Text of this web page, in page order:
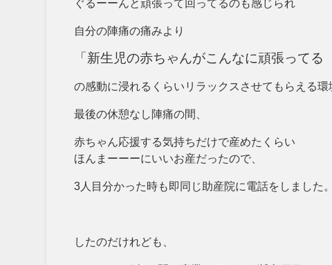
ぐるーーんと頑張って回ってるのも感じられ
自分の陣痛の痛みより
「新生児の赤ちゃんがこんなに頑張ってる
の感動に浸れるくらいリラックスさせてもらえる環
最後の休憩なし陣痛の間、
赤ちゃん応援する気持ちだけで産めたくらい
ほんまーーーにいいお産だったので、
3人目分かった時も即同じ助産院に電話をしました。
したのだけれども、